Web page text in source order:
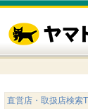
直営店・取扱店検索